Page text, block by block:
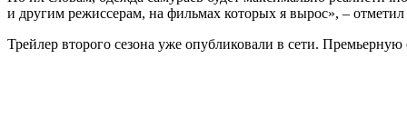
и другим режиссерам, на фильмах которых я вырос», –
Трейлер второго сезона уже опубликовали в сети.